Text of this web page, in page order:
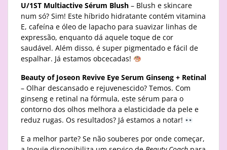
U/1ST Multiactive Sérum Blush – Blush e skincare
num só? Sim! Este híbrido hidratante contém vitamina
E, cafeína e óleo de lapacho para suavizar linhas de
expressão, enquanto dá aquele toque de cor
saudável. Além disso, é super pigmentado e fácil de
espalhar. Já estamos obcecadas!
Beauty of Joseon Revive Eye Serum Ginseng + Retinal
– Olhar descansado e rejuvenescido? Temos. Com
ginseng e retinal na fórmula, este sérum para o
contorno dos olhos melhora a elasticidade da pele e
reduz rugas. Os resultados? Já estamos a notar!
E a melhor parte? Se não souberes por onde começar,